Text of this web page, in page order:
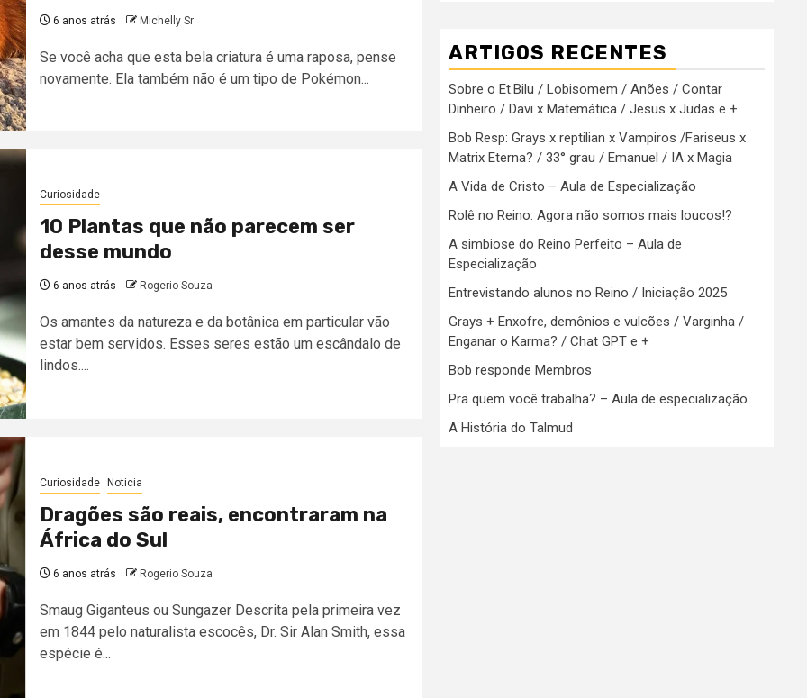
6 anos atrás Michelly Sr
Se você acha que esta bela criatura é uma raposa, pense
novamente. Ela também não é um tipo de Pokémon...
Curiosidade
10 Plantas que não parecem ser
desse mundo
6 anos atrás Rogerio Souza
Os amantes da natureza e da botânica em particular vão
estar bem servidos. Esses seres estão um escândalo de
lindos....
Curiosidade Noticia
Dragões são reais, encontraram na
África do Sul
6 anos atrás Rogerio Souza
Smaug Giganteus ou Sungazer Descrita pela primeira vez
em 1844 pelo naturalista escocês, Dr. Sir Alan Smith, essa
espécie é...
ARTIGOS RECENTES
Sobre o Et.Bilu / Lobisomem / Anões / Contar
Dinheiro / Davi x Matemática / Jesus x Judas e +
Bob Resp: Grays x reptilian x Vampiros /Fariseus x
Matrix Eterna? / 33° grau / Emanuel / IA x Magia
A Vida de Cristo – Aula de Especialização
Rolê no Reino: Agora não somos mais loucos!?
A simbiose do Reino Perfeito – Aula de
Especialização
Entrevistando alunos no Reino / Iniciação 2025
Grays + Enxofre, demônios e vulcões / Varginha /
Enganar o Karma? / Chat GPT e +
Bob responde Membros
Pra quem você trabalha? – Aula de especialização
A História do Talmud